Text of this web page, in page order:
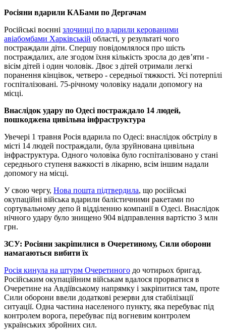
Росіяни вдарили КАБами по Дергачам
Російські воєнні злочинці по вдарили керованими
авіабомбами Харківській області, у результаті чого
постраждали діти. Спершу повідомлялося про шість
постраждалих, але згодом їхня кількість зросла до дев’яти -
вісім дітей і один чоловік. Двоє з дітей отримали легкі
поранення кінцівок, четверо - середньої тяжкості. Усі потерпілі
госпіталізовані. 75-річному чоловіку надали допомогу на
місці.
Внаслідок удару по Одесі постраждало 14 людей,
пошкоджена цивільна інфраструктура
Увечері 1 травня Росія вдарила по Одесі: внаслідок обстрілу в
місті 14 людей постраждали, була зруйнована цивільна
інфраструктура. Одного чоловіка було госпіталізовано у стані
середнього ступеня важкості в лікарню, всім іншим надали
допомогу на місці.
У свою чергу, Нова пошта підтвердила, що російські
окупаційні війська вдарили балістичними ракетами по
сортувальному депо й відділенню компанії в Одесі. Внаслідок
нічного удару було знищено 904 відправлення вартістю 3 млн
грн.
ЗСУ: Росіяни закріпилися в Очеретиному, Сили оборони
намагаються вибити їх
Росія кинула на штурм Очеретиного до чотирьох бригад.
Російським окупаційним військам вдалося прорватися в
Очеретине на Авдіївському напрямку і закріпитися там, проте
Сили оборони ввели додаткові резерви для стабілізації
ситуації. Одна частина населеного пункту, яка перебуває під
контролем ворога, перебуває під вогневим контролем
українських збройних сил.